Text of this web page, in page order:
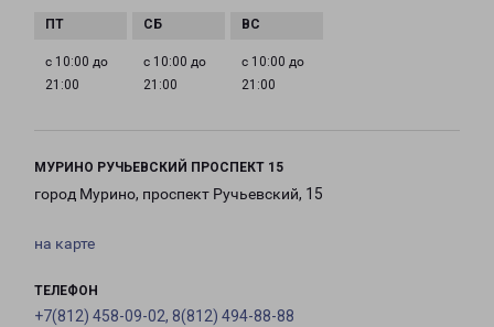
с 10:00 до
21:00
с 10:00 до
21:00
с 10:00 до
21:00
МУРИНО РУЧЬЕВСКИЙ ПРОСПЕКТ 15
город Мурино, проспект Ручьевский, 15
на карте
ТЕЛЕФОН
+7(812) 458-09-02, 8(812) 494-88-88